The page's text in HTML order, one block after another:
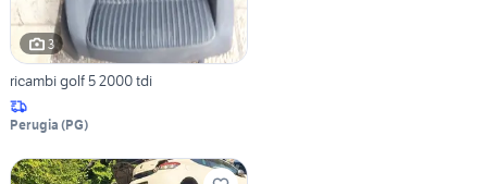
3
ricambi golf 5 2000 tdi
Perugia (PG)